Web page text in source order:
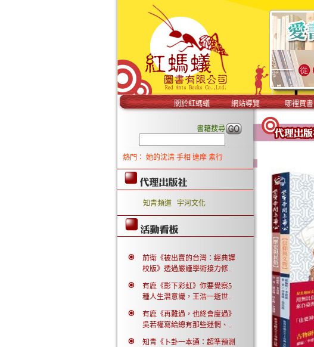
關於紅螞蟻 網站導覽 哪裡買書
書籍搜尋
熱門： 她的沈清 手相 達摩 素行
知青頻道 宇河文化
前衛《被出賣的台灣：經典譯
校版》透過嚴謹學術接力修..
有鹿《影下彩虹》你要覺察5
種人生潛意識，王浩一逝世..
有鹿《再難過，也終會度過》
吳若權寫給總有那些迷惘、..
知青《卜卦一本通：超準預測